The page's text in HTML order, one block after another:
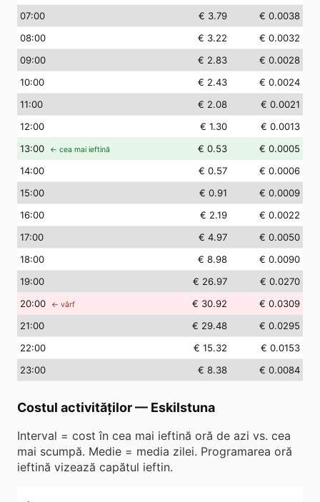
07:00 € 3.79
€ 0.0038
08:00 € 3.22
€ 0.0032
09:00 € 2.83
€ 0.0028
10:00 € 2.43
€ 0.0024
11:00 € 2.08
€ 0.0021
12:00 € 1.30
€ 0.0013
13:00 ← cea mai ieftină € 0.53
€ 0.0005
14:00 € 0.57
€ 0.0006
15:00 € 0.91
€ 0.0009
16:00 € 2.19
€ 0.0022
17:00 € 4.97
€ 0.0050
18:00 € 8.98
€ 0.0090
19:00 € 26.97
€ 0.0270
20:00 ← vârf € 30.92
€ 0.0309
21:00 € 29.48
€ 0.0295
22:00 € 15.32
€ 0.0153
23:00 € 8.38 € 0.0084
Costul activităților— Eskilstuna
Interval = cost în cea mai ieftină oră de azi vs. cea
mai scumpă. Medie = media zilei. Programarea oră
ieftină vizează capătul ieftin.